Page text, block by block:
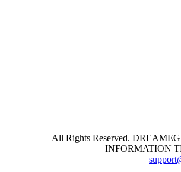
All Rights Reserved.
INFORMATION